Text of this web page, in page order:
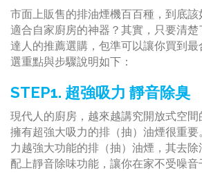
市面上販售的排油煙機百百種，到底
適合自家廚房的神器？其實，只要清
達人的推薦選購，包準可以讓你買到
選重點與步驟說明如下：
STEP1. 超強吸力 靜音除臭
現代人的廚房，越來越講究開放式空
擁有超強大吸力的排（抽）油煙很重
力越強大功能的排（抽）油煙，其去
配上靜音除味功能，讓你在家不受噪